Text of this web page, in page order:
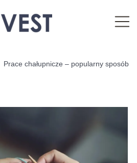
Prace chałupnicze – popularny sposób